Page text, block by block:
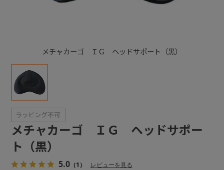
メチャカーゴ ＩＧ ヘッドサポート（黒）
メチャカーゴ ＩＧ ヘッドサポー
ト（黒）
5.0（1） レビューを見る